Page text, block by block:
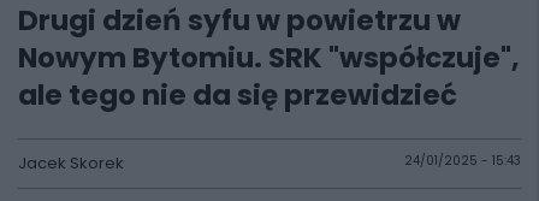
Drugi dzień syfu w powietrzu w
Nowym Bytomiu. SRK "współczuje",
ale tego nie da się przewidzieć
Jacek Skorek 24/01/2025 - 15:43